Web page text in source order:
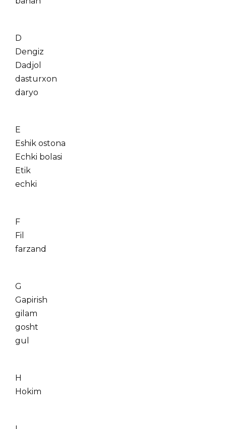
D
Dengiz
Dadjol
dasturxon
daryo
E
Eshik ostona
Echki bolasi
Etik
echki
F
Fil
farzand
G
Gapirish
gilam
gosht
gul
H
Hokim